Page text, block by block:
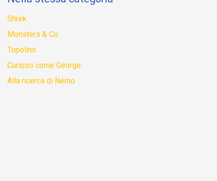
Shrek
Monsters & Co
Topolino
Curioso come George
Alla ricerca di Nemo